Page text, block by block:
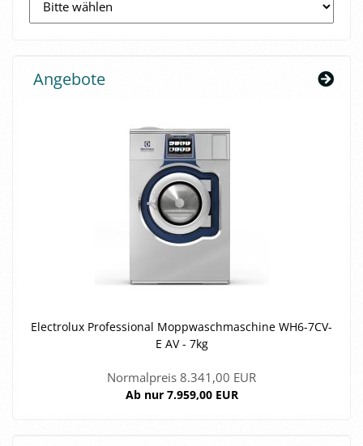
Angebote
Elec­tro­lux Pro­fes­sio­nal Mopp­wasch­ma­schi­ne WH6-​7CV-
E AV - 7kg
Normalpreis 8.341,00 EUR
Ab nur 7.959,00 EUR